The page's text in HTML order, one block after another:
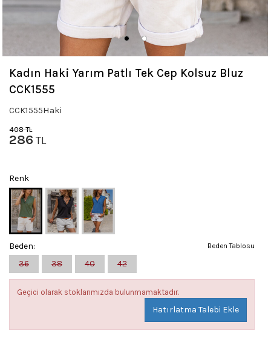
Kadın Haki Yarım Patlı Tek Cep Kolsuz Bluz
CCK1555
CCK1555Haki
408TL
286 TL
Renk
Beden Tablosu
Beden:
36
38 40 42
Geçici olarak stoklarımızda bulunmamaktadır.
Hatırlatma Talebi Ekle